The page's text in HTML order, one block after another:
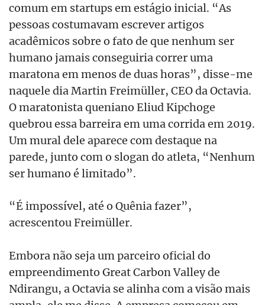
comum em startups em estágio inicial. “As
pessoas costumavam escrever artigos
acadêmicos sobre o fato de que nenhum ser
humano jamais conseguiria correr uma
maratona em menos de duas horas”, disse-me
naquele dia Martin Freimüller, CEO da Octavia.
O maratonista queniano Eliud Kipchoge
quebrou essa barreira em uma corrida em 2019.
Um mural dele aparece com destaque na
parede, junto com o slogan do atleta, “Nenhum
ser humano é limitado”.
“É impossível, até o Quênia fazer”,
acrescentou Freimüller.
Embora não seja um parceiro oficial do
empreendimento Great Carbon Valley de
Ndirangu, a Octavia se alinha com a visão mais